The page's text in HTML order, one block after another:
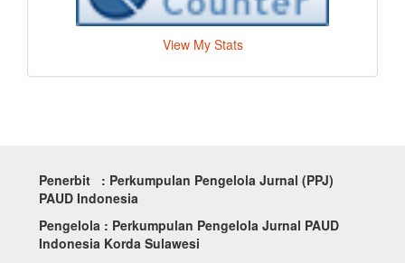
View My Stats
Penerbit : Perkumpulan Pengelola Jurnal (PPJ)
PAUD Indonesia
Pengelola : Perkumpulan Pengelola Jurnal PAUD
Indonesia Korda Sulawesi